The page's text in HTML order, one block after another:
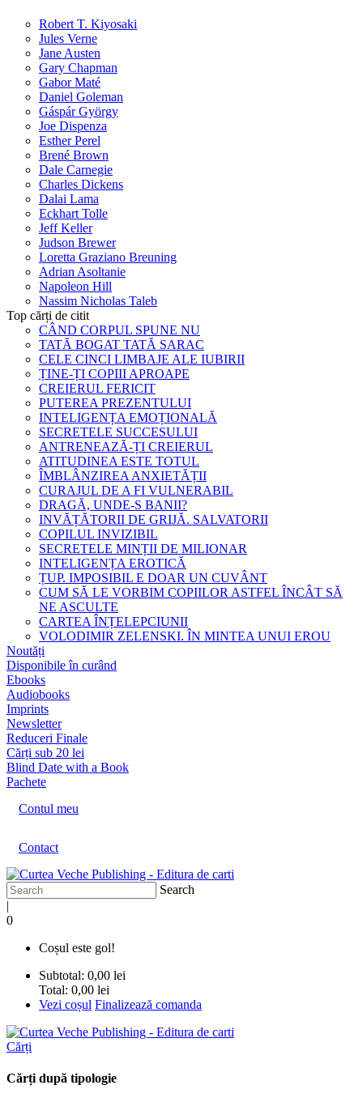
Robert T. Kiyosaki
Jules Verne
Jane Austen
Gary Chapman
Gabor Maté
Daniel Goleman
Gáspár György
Joe Dispenza
Esther Perel
Brené Brown
Dale Carnegie
Charles Dickens
Dalai Lama
Eckhart Tolle
Jeff Keller
Judson Brewer
Loretta Graziano Breuning
Adrian Asoltanie
Napoleon Hill
Nassim Nicholas Taleb
Top cărți de citit
CÂND CORPUL SPUNE NU
TATĂ BOGAT TATĂ SARAC
CELE CINCI LIMBAJE ALE IUBIRII
ȚINE-ȚI COPIII APROAPE
CREIERUL FERICIT
PUTEREA PREZENTULUI
INTELIGENȚA EMOȚIONALĂ
SECRETELE SUCCESULUI
ANTRENEAZĂ-ȚI CREIERUL
ATITUDINEA ESTE TOTUL
ÎMBLÂNZIREA ANXIETĂȚII
CURAJUL DE A FI VULNERABIL
DRAGĂ, UNDE-S BANII?
INVĂȚĂTORII DE GRIJĂ. SALVATORII
COPILUL INVIZIBIL
SECRETELE MINȚII DE MILIONAR
INTELIGENȚA EROTICĂ
ȚUP. IMPOSIBIL E DOAR UN CUVÂNT
CUM SĂ LE VORBIM COPIILOR ASTFEL ÎNCÂT SĂ
NE ASCULTE
CARTEA ÎNȚELEPCIUNII
VOLODIMIR ZELENSKI. ÎN MINTEA UNUI EROU
Noutăți
Disponibile în curând
Ebooks
Audiobooks
Imprints
Newsletter
Reduceri Finale
Cărți sub 20 lei
Blind Date with a Book
Pachete
Contul meu
Contact
Search
|
0
Coșul este gol!
Subtotal: 0,00 lei
Total: 0,00 lei
Vezi coșul Finalizează comanda
Cărți
Cărți după tipologie